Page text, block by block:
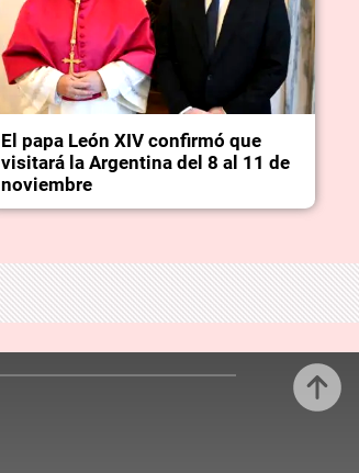
El papa León XIV confirmó que
visitará la Argentina del 8 al 11 de
noviembre